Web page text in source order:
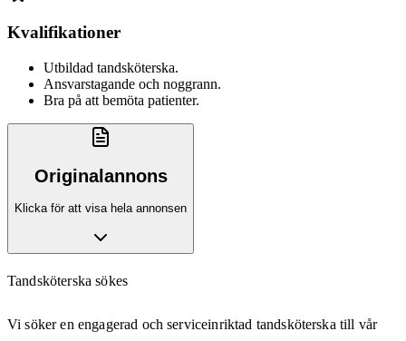
Kvalifikationer
Utbildad tandsköterska.
Ansvarstagande och noggrann.
Bra på att bemöta patienter.
Originalannons
Klicka för att visa hela annonsen
Tandsköterska sökes
Vi söker en engagerad och serviceinriktad tandsköterska till vår